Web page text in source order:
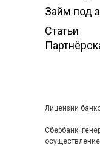
Статьи
Займ под
Лицензии
Сбербанк: